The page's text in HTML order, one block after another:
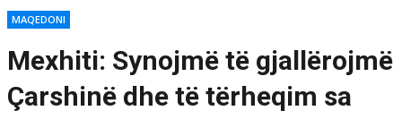
MAQEDONI
Mexhiti: Synojmë të gjallërojmë
Çarshinë dhe të tërheqim sa